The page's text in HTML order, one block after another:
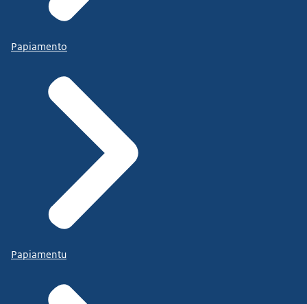
Papiamento
Papiamentu